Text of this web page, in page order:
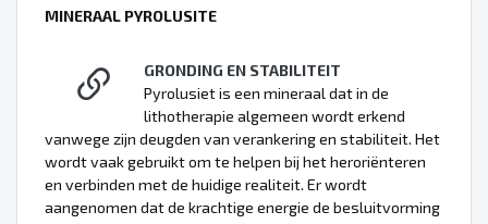
MINERAAL PYROLUSITE
GRONDING EN STABILITEIT
Pyrolusiet is een mineraal dat in de
lithotherapie algemeen wordt erkend
vanwege zijn deugden van verankering en stabiliteit. Het
wordt vaak gebruikt om te helpen bij het heroriënteren
en verbinden met de huidige realiteit. Er wordt
aangenomen dat de krachtige energie de besluitvorming